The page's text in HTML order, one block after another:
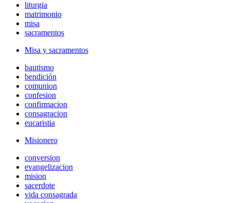
liturgia
matrimonio
misa
sacramentos
Misa y sacramentos
bautismo
bendición
comunion
confesion
confirmacion
consagracion
eucaristia
Misionero
conversion
evangelizacion
mision
sacerdote
vida consagrada